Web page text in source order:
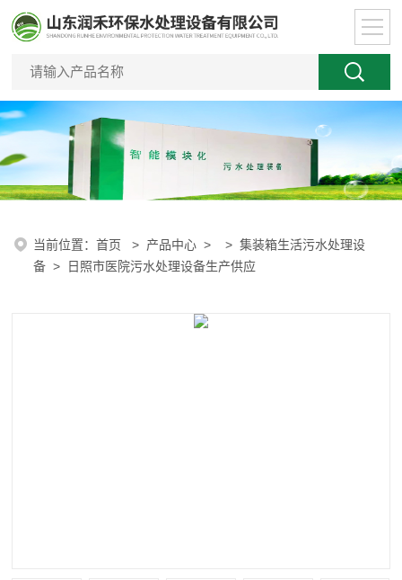
当前位置：首页 > 产品中心 > >集装箱生活污水处理设
备 > 日照市医院污水处理设备生产供应